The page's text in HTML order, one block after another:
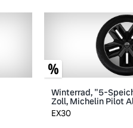
Winterrad, "5-
Zoll, Michelin Pilot
EX30